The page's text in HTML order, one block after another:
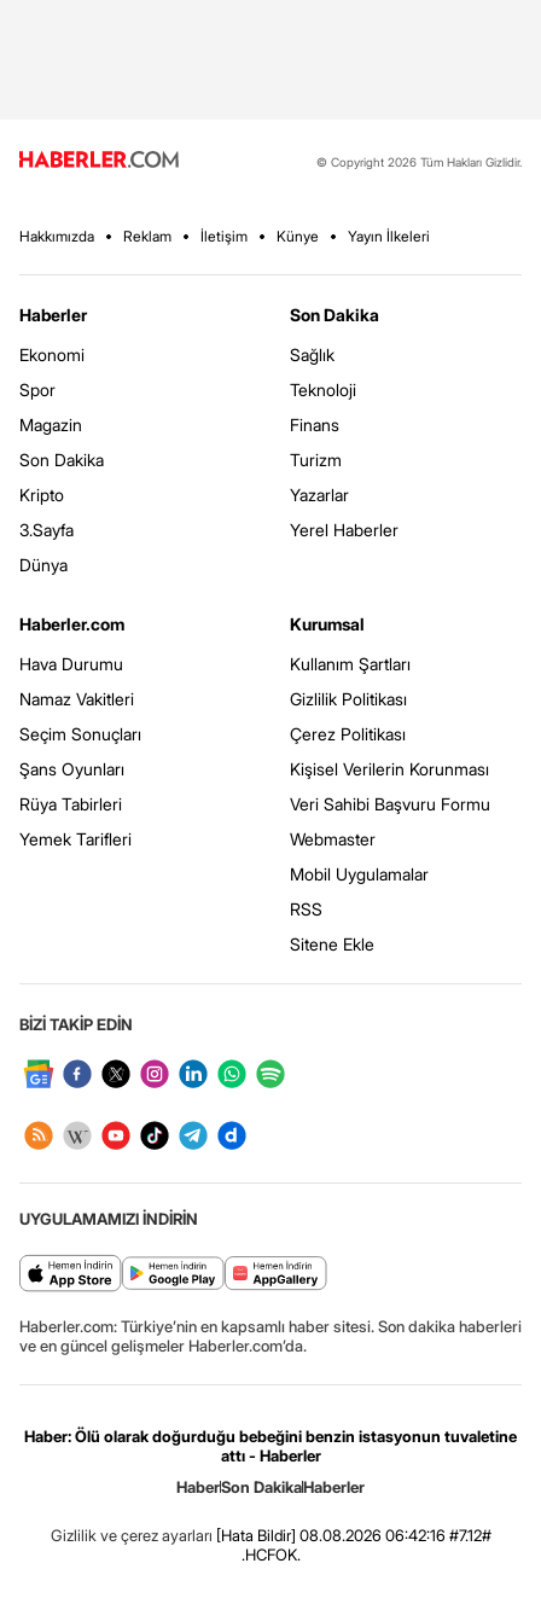
© Copyright 2026 Tüm Hakları Gizlidir.
Hakkımızda Reklam İletişim Künye Yayın İlkeleri
Haberler
Ekonomi
Spor
Magazin
Son Dakika
Kripto
3.Sayfa
Dünya
Son Dakika
Sağlık
Teknoloji
Finans
Turizm
Yazarlar
Yerel Haberler
Haberler.com
Hava Durumu
Namaz Vakitleri
Seçim Sonuçları
Şans Oyunları
Rüya Tabirleri
Yemek Tarifleri
Kurumsal
Kullanım Şartları
Gizlilik Politikası
Çerez Politikası
Kişisel Verilerin Korunması
Veri Sahibi Başvuru Formu
Webmaster
Mobil Uygulamalar
RSS
Sitene Ekle
BİZİ TAKİP EDİN
UYGULAMAMIZI İNDİRİN
Haberler.com: Türkiye’nin en kapsamlı haber sitesi. Son dakika haberleri
ve en güncel gelişmeler Haberler.com’da.
Haber: Ölü olarak doğurduğu bebeğini benzin istasyonun tuvaletine
attı - Haberler
HaberSon DakikaHaberler
Gizlilik ve çerez ayarları [Hata Bildir] 08.08.2026 06:42:16 #7.12#
.HCFOK.